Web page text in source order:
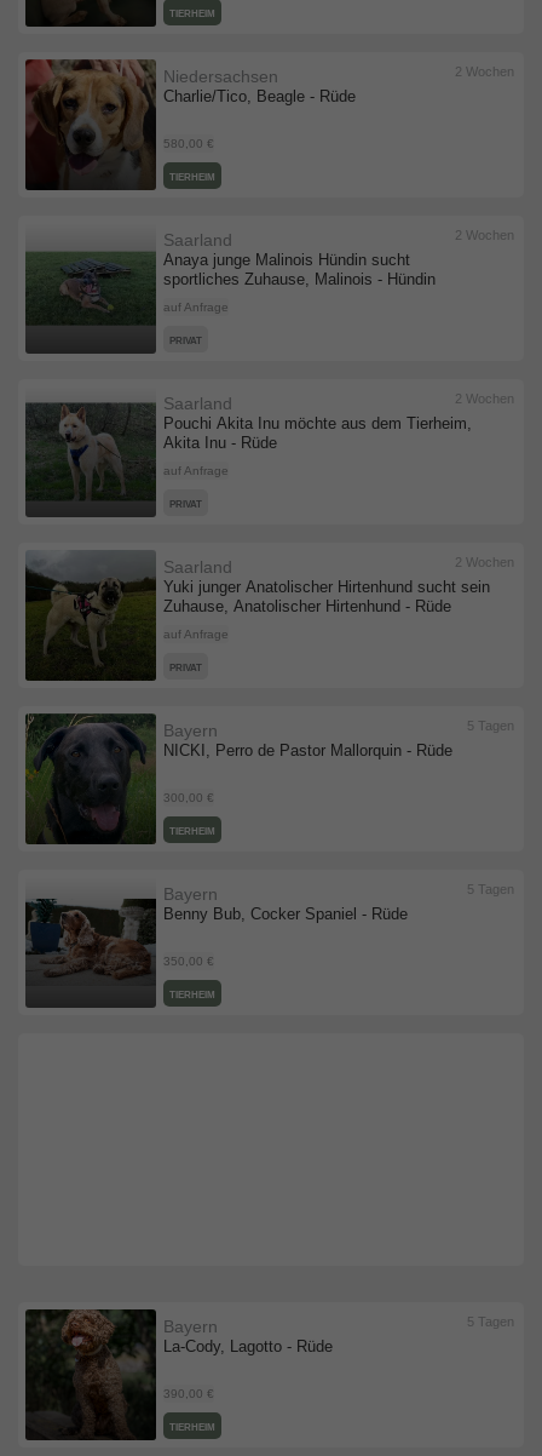
TIERHEIM
Charlie/Tico, Beagle - Rüde
Niedersachsen
580,00 €
2 Wochen
TIERHEIM
Anaya junge Malinois Hündin sucht
sportliches Zuhause, Malinois - Hündin
Saarland
auf Anfrage
2 Wochen
PRIVAT
Pouchi Akita Inu möchte aus dem Tierheim,
Akita Inu - Rüde
Saarland
auf Anfrage
2 Wochen
PRIVAT
Yuki junger Anatolischer Hirtenhund sucht sein
Zuhause, Anatolischer Hirtenhund - Rüde
Saarland
auf Anfrage
2 Wochen
PRIVAT
NICKI, Perro de Pastor Mallorquin - Rüde
Bayern
300,00 €
5 Tagen
TIERHEIM
Benny Bub, Cocker Spaniel - Rüde
Bayern
350,00 €
5 Tagen
TIERHEIM
La-Cody, Lagotto - Rüde
Bayern
390,00 €
5 Tagen
TIERHEIM